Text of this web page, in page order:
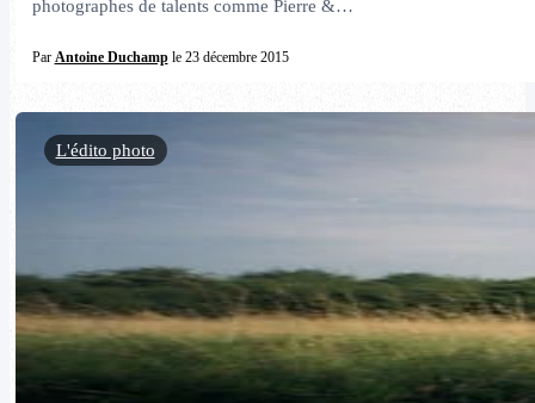
photographes de talents comme Pierre &…
Par Antoine Duchample 23 décembre 2015
L'édito photo